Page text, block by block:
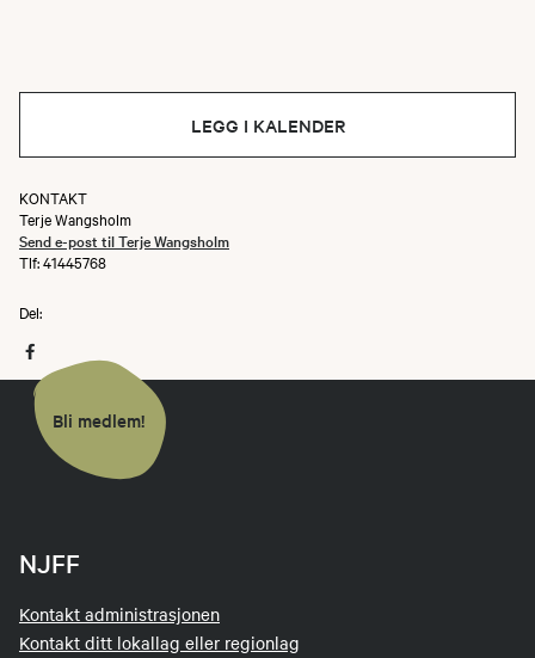
LEGG I KALENDER
KONTAKT
Terje Wangsholm
Send e-post til Terje Wangsholm
Tlf: 41445768
Del:
Bli medlem!
NJFF
Kontakt administrasjonen
Kontakt ditt lokallag eller regionlag